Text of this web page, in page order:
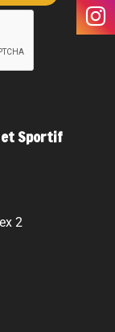
et Sportif
2